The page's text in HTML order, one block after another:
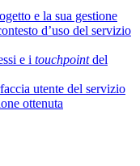
e la sua gestione
d’uso del servizio
e i touchpointdel
utente del servizio
ottenuta